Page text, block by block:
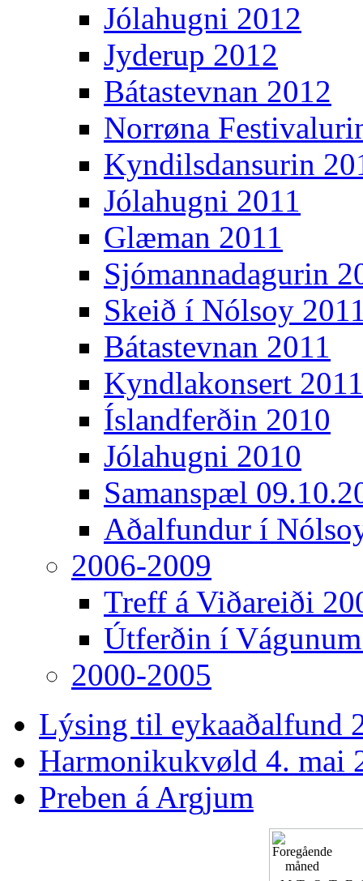
Jólahugni 2012
Jyderup 2012
Bátastevnan 2012
Norrøna
Kyndilsdansurin
Jólahugni 2011
Glæman 2011
Sjómannadagurin
Skeið í Nólsoy
Bátastevnan 2011
Kyndlakonsert 2011
Íslandferðin 2010
Jólahugni 2010
Samanspæl
Aðalfundur í
2006-2009
Treff á Viðareiði
Útferðin í
2000-2005
Lýsing til eykaaðalfund
Harmonikukvøld 4. mai
Preben á Argjum